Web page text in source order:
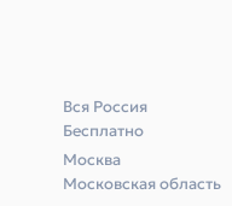
Вся Россия
Бесплатно
Москва
Московская область